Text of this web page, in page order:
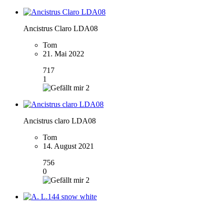
Ancistrus Claro LDA08
Tom
21. Mai 2022
717
1
2
Ancistrus claro LDA08
Tom
14. August 2021
756
0
2